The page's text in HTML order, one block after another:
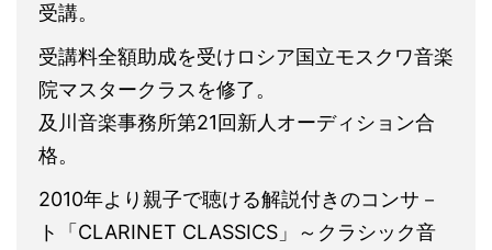
受講。
受講料全額助成を受けロシア国立モスクワ音楽
院マスタークラスを修了。
及川音楽事務所第21回新人オーディション合
格。
2010年より親子で聴ける解説付きのコンサ－
ト「CLARINET CLASSICS」～クラシック音